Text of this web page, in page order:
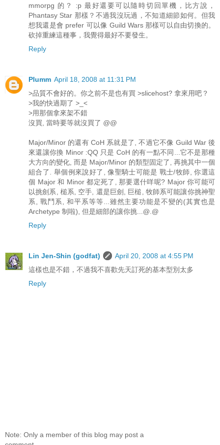
mmorpg 的？ :p 最好還要可以隨時切回單機，比方說，
Phantasy Star 那樣？不過我沒玩過，不知道細節如何。但我
想我還是會 prefer 可以像 Guild Wars 那樣可以自由切換的。
砍掉重練這種事，我覺得最好不要發生。
Reply
Plumm April 18, 2008 at 11:31 PM
>品質不會好的。你之前不是也有買 >slicehost? 拿來用吧？
>我的快過期了 >_<
>用那個拿來架不錯
沒買, 當時要等就沒買了 @@
Major/Minor 的還有 CoH 系就是了, 不過它不像 Guild War 後
來還讓你換 Minor :QQ 只是 CoH 的有一點不同...它不是那種
大方向的變化, 而是 Major/Minor 的類型固定了, 再挑其中一個
組合了. 舉個例來說好了, 像聖騎士可能是 戰士/牧師, 你選這
個 Major 和 Minor 都定死了, 那要選什咩呢? Major 你可能可
以挑劍系, 槌系, 空手, 還是巨劍, 巨槌, 牧師系可能讓你挑神聖
系, 戰鬥系, 和平系等等...雖然主要功能是不變的(其實也是
Archetype 制啦), 但是細部的讓你挑...@.@
Reply
Lin Jen-Shin (godfat)
April 20, 2008 at 4:55 PM
這樣也是不錯，不過我不喜歡先天訂死的基本型別太多
Reply
Note: Only a member of this blog may post a